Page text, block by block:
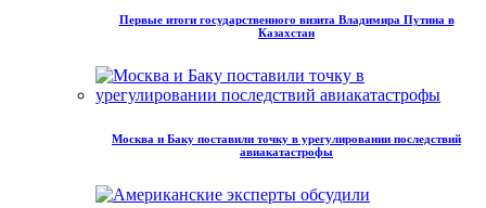
Первые итоги государственного визита Владимира Путина в
Казахстан
Москва и Баку поставили точку в урегулировании последствий
авиакатастрофы